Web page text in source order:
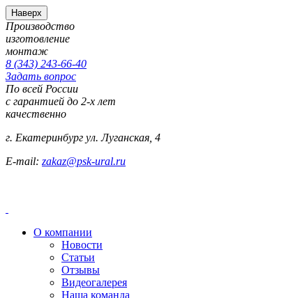
Наверх
Производство
изготовление
монтаж
8 (343) 243-66-40
Задать вопрос
По всей России
с гарантией до 2-х лет
качественно
г. Екатеринбург ул. Луганская, 4
E-mail: zakaz@psk-ural.ru
О компании
Новости
Статьи
Отзывы
Видеогалерея
Наша команда